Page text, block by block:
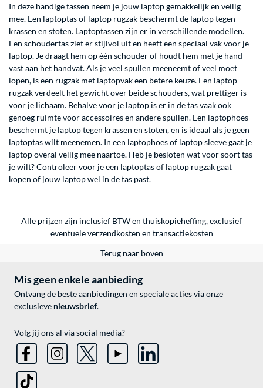
In deze handige tassen neem je jouw laptop gemakkelijk en veilig
mee. Een laptoptas of laptop rugzak beschermt de laptop tegen
krassen en stoten. Laptoptassen zijn er in verschillende modellen.
Een schoudertas ziet er stijlvol uit en heeft een speciaal vak voor je
laptop. Je draagt hem op één schouder of houdt hem met je hand
vast aan het handvat. Als je veel spullen meeneemt of veel moet
lopen, is een rugzak met laptopvak een betere keuze. Een laptop
rugzak verdeelt het gewicht over beide schouders, wat prettiger is
voor je lichaam. Behalve voor je laptop is er in de tas vaak ook
genoeg ruimte voor accessoires en andere spullen. Een laptophoes
beschermt je laptop tegen krassen en stoten, en is ideaal als je geen
laptoptas wilt meenemen. In een laptophoes of laptop sleeve gaat je
laptop overal veilig mee naartoe. Heb je besloten wat voor soort tas
je wilt? Controleer voor je een laptoptas of laptop rugzak gaat
kopen of jouw laptop wel in de tas past.
Alle prijzen zijn inclusief BTW en thuiskopieheffing, exclusief
eventueleverzendkosten en transactiekosten
Terug naar boven
Mis geen enkele aanbieding
Ontvang de beste aanbiedingen en speciale acties via onze
exclusieve nieuwsbrief.
Volg jij ons al via social media?